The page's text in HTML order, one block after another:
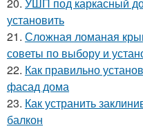
установить
21. Сложная ломаная
советы по выбору и
22. Как правильно
фасад дома
23. Как устранить
балкон